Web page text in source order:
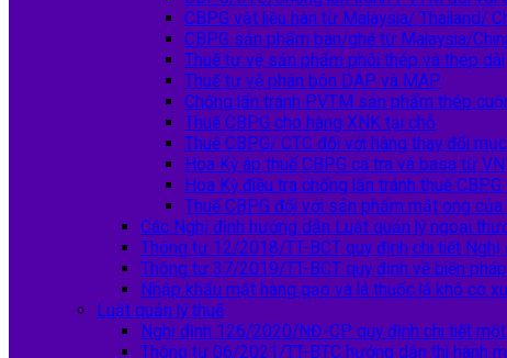
CBPG vật liệu hàn từ Malaysia/ Thailand/
CBPG sản phẩm bàn/ghế từ Malaysia/
Thuế tự vệ sản phẩm phôi thép và thép dài
Thuế tự vệ phân bón DAP và MAP
Chống lẩn tránh PVTM sản phẩm thép
Thuế CBPG cho hàng XNK tại chỗ
Thuế CBPG/ CTC đối với hàng thay đổi
Hoa Kỳ áp thuế CBPG cá tra và basa từ VN
Hoa Kỳ điều tra chống lẩn tránh thuế
Thuế CBPG đối với sản phẩm mật ong
Các Nghị định hướng dẫn Luật quản lý ngoại
Thông tư 12/2018/TT-BCT quy định chi tiết
Thông tư 37/2019/TT-BCT quy định về biện
Nhập khẩu mặt hàng gạo và lá thuốc lá khô có
Luật quản lý thuế
Nghị định 126/2020/NĐ-CP quy định chi tiết
Thông tư 06/2021/TT-BTC hướng dẫn thi hành